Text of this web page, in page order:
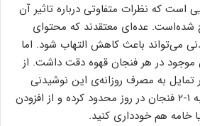
است که نظرات متفاوتی درباره تاثیر آن
شده‌است. عده‌ای معتقدند که محتوای
می‌تواند باعث کاهش التهاب شود. اما
موجود در هر فنجان قهوه دقت داشت. از
به مصرف روزانه‌ی این نوشیدنی
دارید، باید مصرف آن را به ۱-۲ فنجان در روز محدود کرده و از افزودن
خامه هم خودداری کنید.